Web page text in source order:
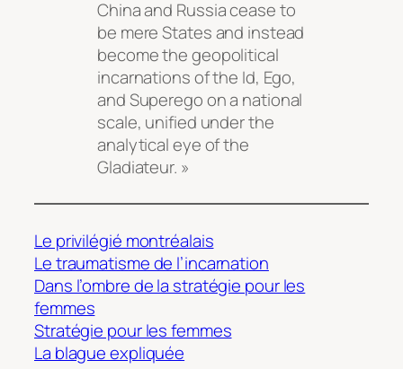
China and Russia cease to
be mere States and instead
become the geopolitical
incarnations of the Id, Ego,
and Superego on a national
scale, unified under the
analytical eye of the
Gladiateur. »
Le privilégié montréalais
Le traumatisme de l’incarnation
Dans l’ombre de la stratégie pour les
femmes
Stratégie pour les femmes
La blague expliquée